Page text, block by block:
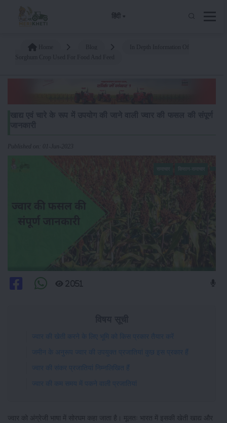
हिंदी
Published on: 01-Jun-2023
2051
ज्वार की खेती करने के लिए भूमि को किस प्रकार तैयार करें
जमीन के अनुरूप ज्वार की उपयुक्त प्रजातियां कुछ इस प्रकार हैं
ज्वार की संकर प्रजातियां निम्नलिखित हैं
ज्वार की कम समय में पकने वाली प्रजातियां
ज्वार को अंग्रेजी भाषा में सोरघम कहा जाता है। मूलतः भारत में इसकी खेती खाद्य और